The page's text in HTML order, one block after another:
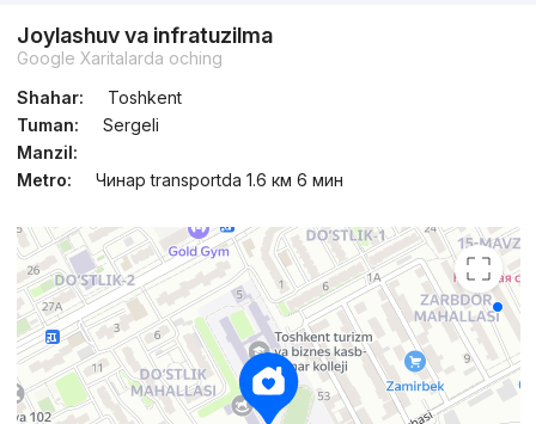
Joylashuv va infratuzilma
Google Xaritalarda oching
Shahar:
Toshkent
Tuman:
Sergeli
Manzil:
Metro:
Чинар transportda 1.6 км 6 мин